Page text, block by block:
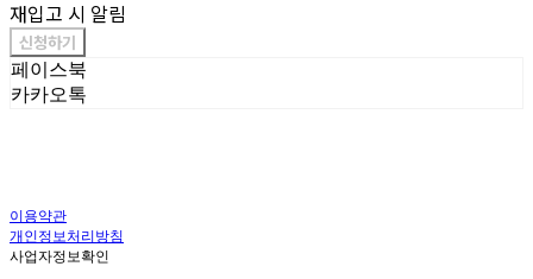
재입고 시 알림
신청하기
페이스북
카카오톡
이용약관
개인정보처리방침
사업자정보확인